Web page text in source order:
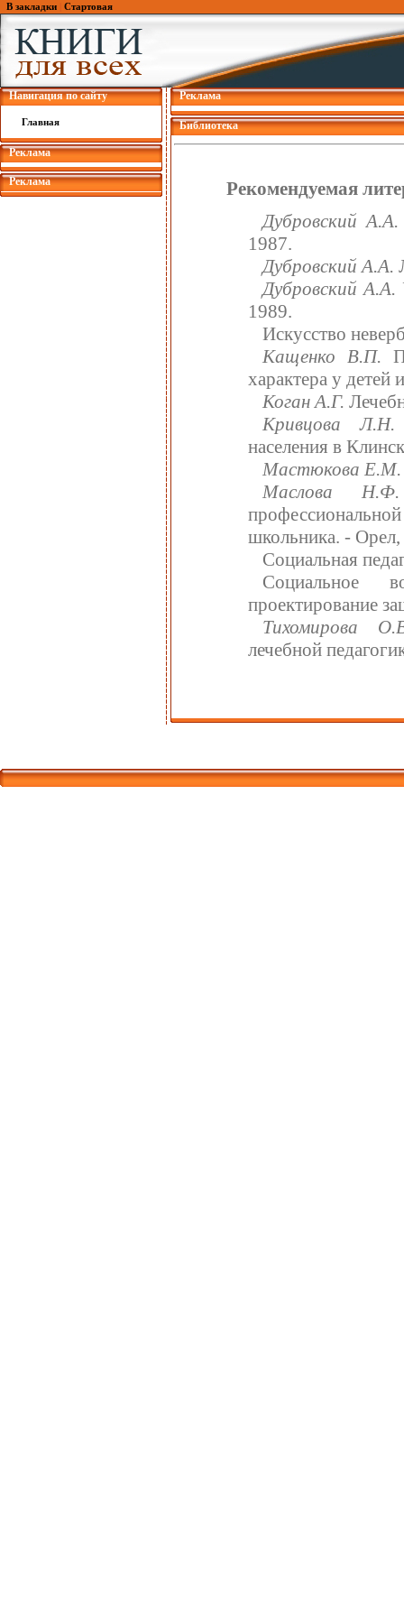
В закладки Стартовая
Навигация по сайту
Главная
Реклама
Реклама
Реклама
Библиотека
Рекомендуемая
Дубровский А.А.
1987.
Дубровский А.А.
Дубровский А.А.
1989.
Искусство
Кащенко В.П.
характера у
Коган А.Г.
Кривцова Л.Н.
населения в
Мастюкова Е.М.
Маслова Н.Ф.
школьника. -
Социальная
Социальное
проектирование
Тихомирова
лечебной